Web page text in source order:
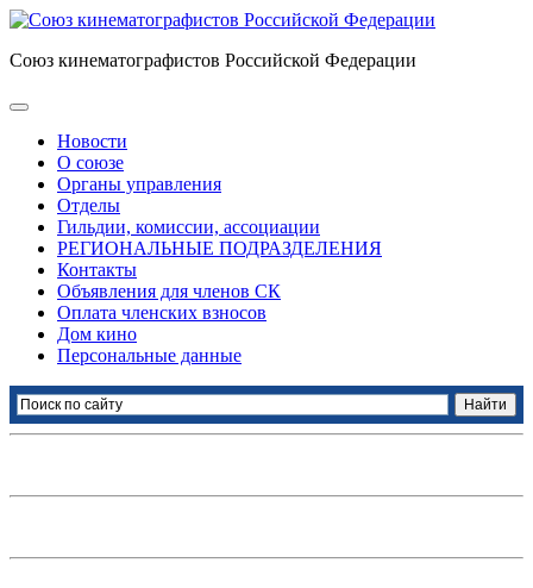
Союз кинематографистов Российской Федерации
Новости
О союзе
Органы управления
Отделы
Гильдии, комиссии, ассоциации
РЕГИОНАЛЬНЫЕ ПОДРАЗДЕЛЕНИЯ
Контакты
Объявления для членов СК
Оплата членских взносов
Дом кино
Персональные данные